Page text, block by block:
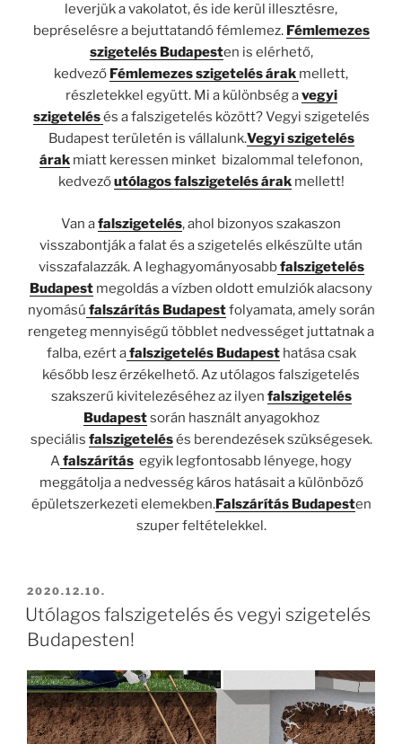
leverjük a vakolatot, és ide kerül illesztésre,
bepréselésre a bejuttatandó fémlemez. Fémlemezes
szigetelés Budapesten is elérhető,
kedvező Fémlemezes szigetelés árak mellett,
részletekkel együtt. Mi a különbség avegyi
szigetelésés a falszigetelés között? Vegyi szigetelés
Budapest területén is vállalunk.Vegyi szigetelés
árak miatt keressen minket bizalommal telefonon,
kedvezőutólagos falszigetelés árakmellett!
Van afalszigetelés, ahol bizonyos szakaszon
visszabontják a falat és a szigetelés elkészülte után
visszafalazzák. A leghagyományosabbfalszigetelés
Budapest megoldás a vízben oldott emulziók alacsony
nyomású falszárítás Budapestfolyamata, amely során
rengeteg mennyiségű többlet nedvességet juttatnak a
falba, ezért afalszigetelés Budapesthatása csak
később lesz érzékelhető. Az utólagos falszigetelés
szakszerű kivitelezéséhez az ilyen falszigetelés
Budapestsorán használt anyagokhoz
speciális falszigetelésés berendezések szükségesek.
Afalszárítás egyik legfontosabb lényege, hogy
meggátolja a nedvesség káros hatásait a különböző
épületszerkezeti elemekben.Falszárítás Budapesten
szuper feltételekkel.
BEKÜLDVE:
2020.12.10.
Utólagos falszigetelés és vegyi szigetelés
Budapesten!